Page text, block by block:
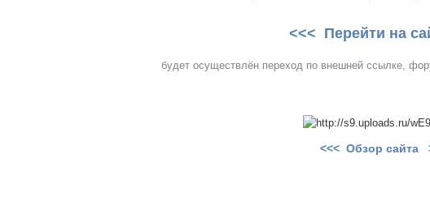
<<< Перейти на
будет осуществлён переход по внешней ссылке,
<<< Обзор сайта